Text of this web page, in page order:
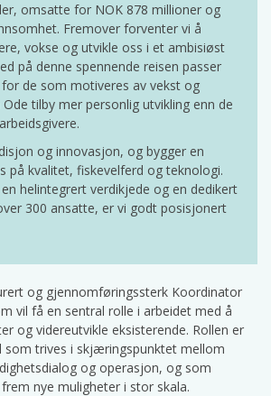
omsatte for NOK 878 millioner og
Fremover forventer vi å
vokse og utvikle oss i et ambisiøst
på denne spennende reisen passer
de som motiveres av vekst og
tilby mer personlig utvikling enn de
og innovasjon, og bygger en
på kvalitet, fiskevelferd og teknologi.
helintegrert verdikjede og en dedikert
300 ansatte, er vi godt posisjonert
og gjennomføringssterk Koordinator
vil få en sentral rolle i arbeidet med å
og videreutvikle eksisterende. Rollen er
som trives i skjæringspunktet mellom
og operasjon, og som
nye muligheter i stor skala.